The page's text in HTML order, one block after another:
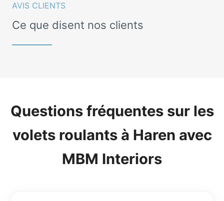
AVIS CLIENTS
Ce que disent nos clients
Questions fréquentes sur les
volets roulants à Haren avec
MBM Interiors